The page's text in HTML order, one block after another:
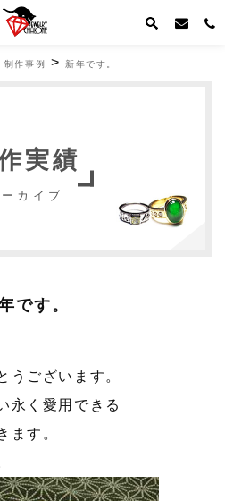
作事例 >新年です。
実績
カイブ
です。
うございます。
永く愛用できる
ます。